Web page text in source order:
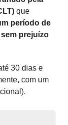
que
período de
prejuízo
30 dias e
com um